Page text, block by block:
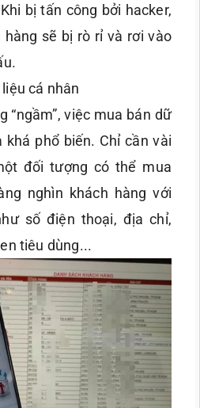
bị tấn công bởi hacker,
sẽ bị rò rỉ và rơi vào
cá nhân
việc mua bán dữ
khá phổ biến. Chỉ cần vài
đối tượng có thể mua
nghìn khách hàng với
số điện thoại, địa chỉ,
tiêu dùng...